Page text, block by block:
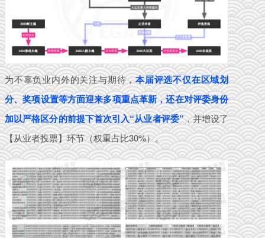
为不辜负业内外的关注与期待，本届评选不仅在区域划
分、奖项设置等方面迎来多项重点革新，还在对评委身份
加以严格区分的前提下首次引入“从业者评委”，并增设了
【从业者投票】环节（权重占比30%）。